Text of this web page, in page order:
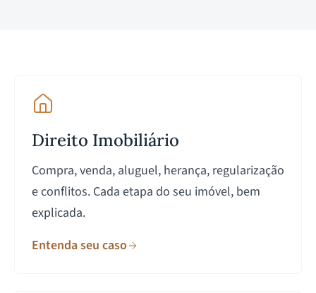
Direito Imobiliário
Compra, venda, aluguel, herança, regularização
e conflitos. Cada etapa do seu imóvel, bem
explicada.
Entenda seu caso